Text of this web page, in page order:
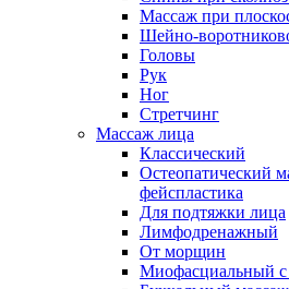
Массаж при
Шейно-
Головы
Рук
Ног
Стретчинг
Массаж лица
Классический
Остеопатический
фейспластика
Для подтяжки лица
Лимфодренажный
От морщин
Миофасциальный с